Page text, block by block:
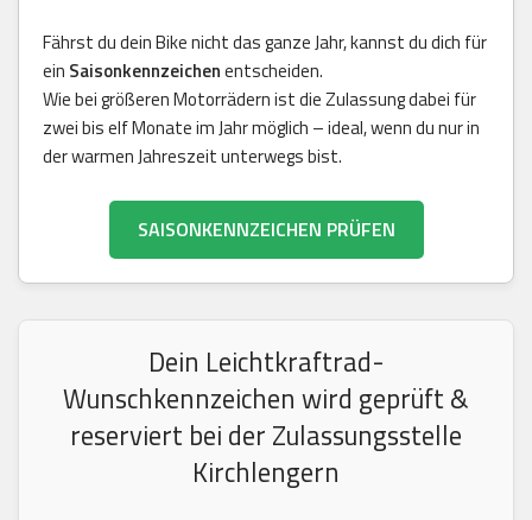
Fährst du dein Bike nicht das ganze Jahr, kannst du dich für
ein Saisonkennzeichenentscheiden.
Wie bei größeren Motorrädern ist die Zulassung dabei für
zwei bis elf Monate im Jahr möglich – ideal, wenn du nur in
der warmen Jahreszeit unterwegs bist.
SAISONKENNZEICHEN PRÜFEN
Dein Leichtkraftrad-
Wunschkennzeichen wird geprüft &
reserviert bei der Zulassungsstelle
Kirchlengern